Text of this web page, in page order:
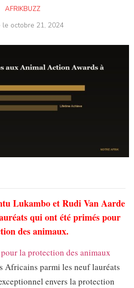
AFRIKBUZZ
le octobre 21, 2024
Lukambo et Rudi Van Aarde
qui ont été primés pour
des animaux.
la protection des animaux
Africains parmi les neuf lauréats
envers la protection